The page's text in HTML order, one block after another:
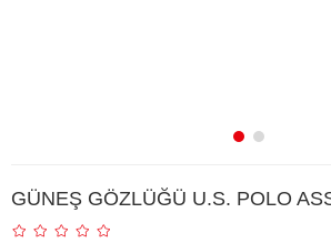
GÜNEŞ GÖZLÜĞÜ U.S. POLO